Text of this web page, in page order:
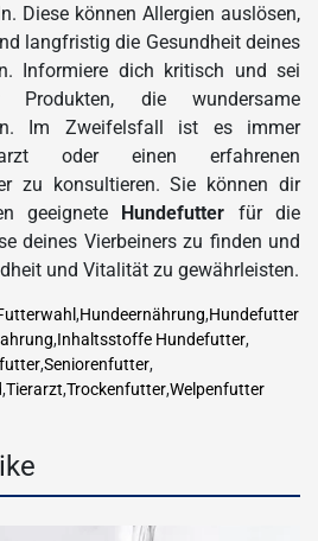
Diese können Allergien auslösen,
langfristig die Gesundheit deines
Informiere dich kritisch und sei
Produkten, die wundersame
Im Zweifelsfall ist es immer
oder einen erfahrenen
zu konsultieren. Sie können dir
geeignete Hundefutter für die
deines Vierbeiners zu finden und
und Vitalität zu gewährleisten.
,Hundeernährung,Hundefutter
,Inhaltsstoffe Hundefutter,
,Seniorenfutter,
,Tierarzt,Trockenfutter,Welpenfutter